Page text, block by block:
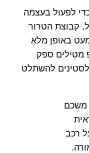
לפעול בעצמה
קבוצת הטרור
באופן מלא
מטילים ספק
להשתלט
משכם
רכב